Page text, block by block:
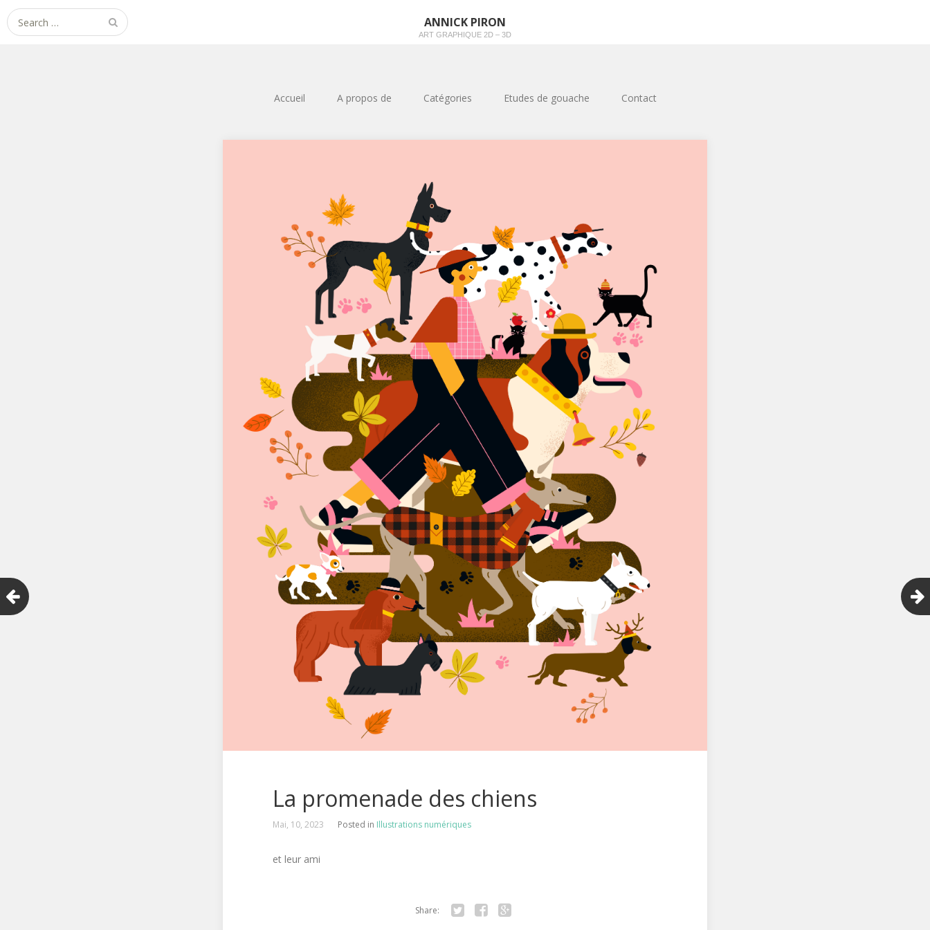
ANNICK PIRON
ART GRAPHIQUE 2D – 3D
Search for:
Accueil A propos de Catégories Etudes de gouache Contact
La promenade des chiens
Mai, 10, 2023 Posted in Illustrations numériques
et leur ami
Share: